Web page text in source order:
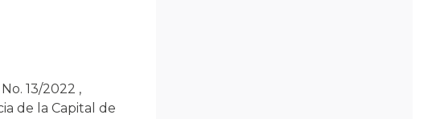
13/2022 ,
de la Capital de